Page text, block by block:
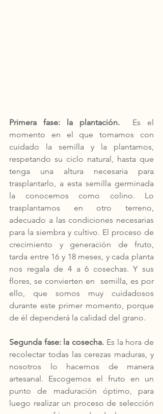
Primera fase: la plantación.
  Es el
momento en el que tomamos con
cuidado la semilla y la plantamos,
respetando su ciclo natural, hasta que
tenga una altura necesaria para
trasplantarlo, a esta semilla germinada
la conocemos como colino. Lo
trasplantamos en otro terreno,
adecuado a las condiciones necesarias
para la siembra y cultivo. El proceso de
crecimiento y generación de fruto,
tarda entre 16 y 18 meses, y cada planta
nos regala de 4 a 6 cosechas. Y sus
flores, se convierten en  semilla, es por
ello, que somos muy cuidadosos
durante este primer momento, porque
de él dependerá la calidad del grano.
Segunda fase: la cosecha. Es la hora de
recolectar todas las cerezas maduras, y
nosotros lo hacemos de manera
artesanal. Escogemos el fruto en un
punto de maduración óptimo, para
luego realizar un proceso de selección